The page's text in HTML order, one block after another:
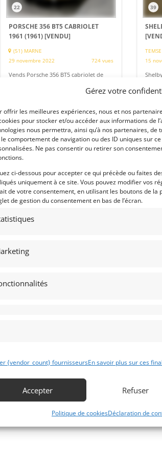
Gérez votre
offrir les meilleures expériences, nous et nos
pour stocker et/ou accéder aux informations de
nous permettra, ainsi qu’à nos partenaires,
comportement de navigation ou des ID uniques sur
Ne pas consentir ou retirer son
ci-dessous pour accepter ce qui précède ou faites
uniquement à ce site. Vous pouvez modifier vos
de votre consentement, en utilisant les boutons de la
de gestion du consentement en bas de l’écran.
{vendor_count} fournisseursEn savoir plus sur ces
Accepter Refuser
Politique de cookiesDéclaration de
22
PORSCHE 356 BT5 CABRIOLET
1961 (1961)[VENDU]
(51) MARNE
29 novembre 2022
724 vues
Vends Porsche 356 BT5 cabriolet de
2008 dans nos ateliers. Seulement 4500
kms ont été parcourus depuis. Llivrée
expertise valeur agrée ainsi qu’un
contrôle technique vierge. Prix sur
demande.
Vendu par : Franco LEMBO
39
15
au
Vendu